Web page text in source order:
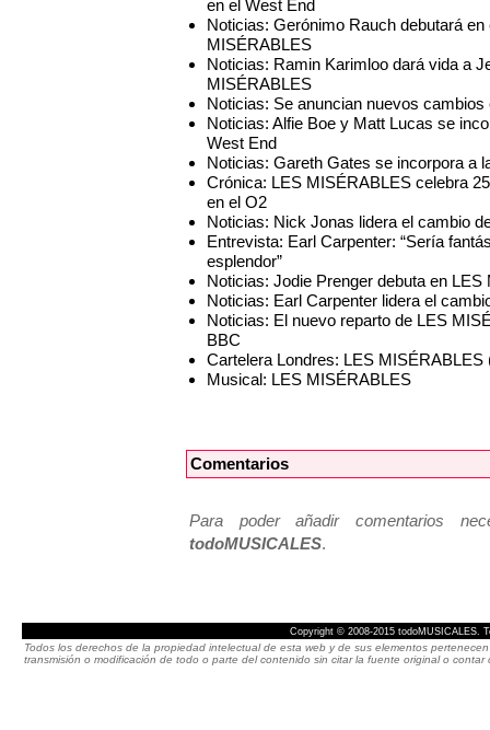
en el West End
Noticias: Gerónimo Rauch debutará
MISÉRABLES
Noticias: Ramin Karimloo dará vida a
MISÉRABLES
Noticias: Se anuncian nuevos
Noticias: Alfie Boe y Matt Lucas se
West End
Noticias: Gareth Gates se incorpora a
Crónica: LES MISÉRABLES celebra
en el O2
Noticias: Nick Jonas lidera el cambio
Entrevista: Earl Carpenter: “Sería
esplendor”
Noticias: Jodie Prenger debuta en
Noticias: Earl Carpenter lidera el
Noticias: El nuevo reparto de LES
BBC
Cartelera Londres: LES MISÉRABLES
Musical: LES MISÉRABLES
Comentarios
Para poder añadir comentarios
todoMUSICALES.
Copyright © 2008-2015 todoMUSICALES.
Todos los derechos de la propiedad intelectual de esta web y de sus elementos
transmisión o modificación de todo o parte del contenido sin citar la fuente original o